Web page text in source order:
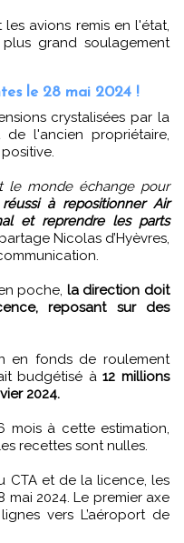
avions remis en l'état,
grand soulagement
le 28 mai 2024 !
l'ancien propriétaire,
le monde échange pour
à repositionner Air
et reprendre les parts
Nicolas d’Hyèvres,
poche, la direction doit
reposant sur des
en fonds de roulement
budgétisé à12 millions
2024.
mois à cette estimation,
recettes sont nulles.
CTA et de la licence, les
2024. Le premier axe
vers L’aéroport de